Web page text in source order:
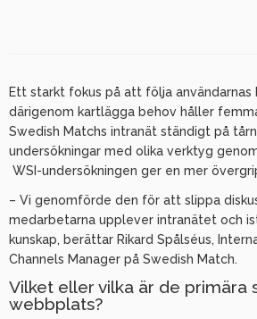
Ett starkt fokus på att följa
därigenom kartlägga behov håller
Swedish Matchs intranät ständigt på
undersökningar med olika verktyg
WSI-undersökningen ger en mer
– Vi genomförde den för att slippa
medarbetarna upplever intranätet och
kunskap, berättar Rikard Spålséus,
Channels Manager på Swedish Match.
Vilket eller vilka är de primära
webbplats?